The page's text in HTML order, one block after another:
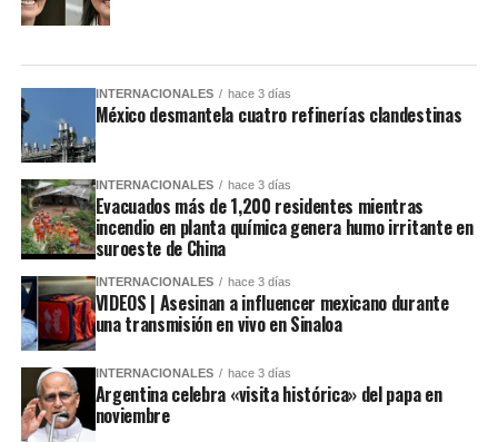
INTERNACIONALES hace 3 días
México desmantela cuatro refinerías clandestinas
INTERNACIONALES hace 3 días
Evacuados más de 1,200 residentes mientras
incendio en planta química genera humo irritante en
suroeste de China
INTERNACIONALES hace 3 días
VIDEOS | Asesinan a influencer mexicano durante
una transmisión en vivo en Sinaloa
INTERNACIONALES hace 3 días
Argentina celebra «visita histórica» del papa en
noviembre